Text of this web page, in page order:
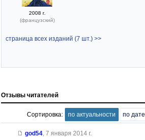
2008 г.
(французский)
страница всех изданий (7 шт.) >>
Отзывы читателей
Сортировка: по актуальности по дате
god54, 7 января 2014 г.